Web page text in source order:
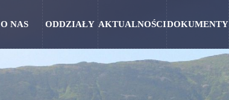
O NAS ODDZIAŁY AKTUALNOŚCIDOKUMENTY